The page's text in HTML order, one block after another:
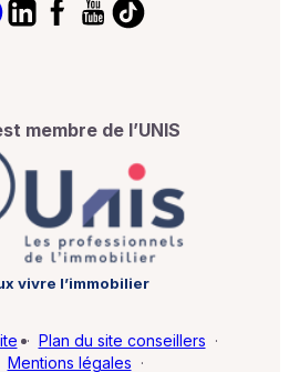
membre de l’UNIS
vivre l’immobilier
· Plan du site conseillers ·
Mentions légales ·